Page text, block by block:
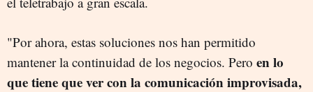
"Por ahora, estas soluciones nos han permitido
mantener la continuidad de los negocios. Pero en lo
que tiene que ver con la comunicación improvisada,